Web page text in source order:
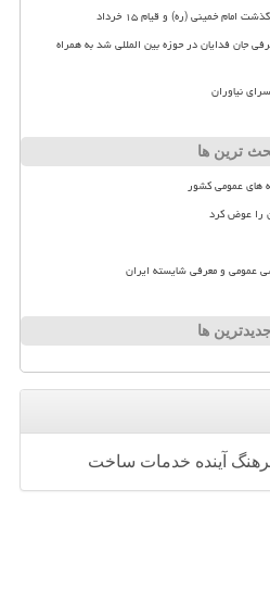
خمینی (ره) و قیام ۱۵ خرداد
جان فدایان در حوزه بین المللی شد به همراه
نیاوران
ترین ها
های عمومی کشور
را عوض کرد
عمومی و معرفی شایسته ایران
جدیدترین ها
آینده خدمات ساخت